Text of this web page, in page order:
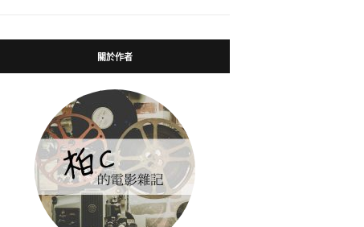
關於作者